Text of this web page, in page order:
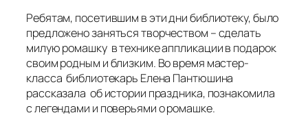
Ребятам, посетившим в эти дни библиотеку, было
предложено заняться творчеством – сделать
милую ромашку в технике аппликации в подарок
своим родным и близким. Во время мастер-
класса библиотекарь Елена Пантюшина
рассказала об истории праздника, познакомила
с легендами и поверьями о ромашке.